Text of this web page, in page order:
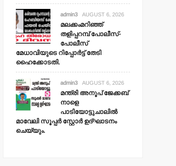
admin3 AUGUST 6, 2026
മലക്കംമറിഞ്ഞ്
തളിപ്പറമ്പ് പോലീസ്-
പോലീസ്
മേധാവിയുടെ റിപ്പോര്‍ട്ട് തേടി
ഹൈക്കോടതി.
admin3 AUGUST 6, 2026
മന്ത്രി അനൂപ് ജേക്കബ്
നാളെ
പാടിയോട്ടുചാലില്‍
മാവേലി സൂപ്പര്‍ സ്റ്റോര്‍ ഉദ്ഘാടനം
ചെയ്യും.